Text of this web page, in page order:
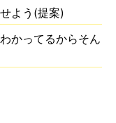
よう(提案)
かってるからそん